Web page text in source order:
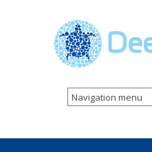
Navigation menu